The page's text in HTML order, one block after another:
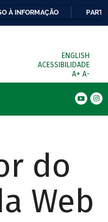
À INFORMAÇÃO
ENGLISH
ACESSIBILIDADE
A+ A-
do
Web